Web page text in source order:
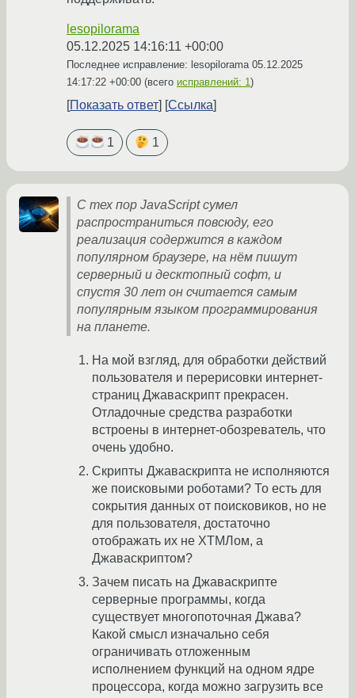
lesopilorama
05.12.2025 14:16:11 +00:00
Последнее исправление: lesopilorama 05.12.2025
14:17:22 +00:00 (всего исправлений: 1)
Показать ответ Ссылка
1 1
С тех пор JavaScript сумел
распространиться повсюду, его
реализация содержится в каждом
популярном браузере, на нём пишут
серверный и десктопный софт, и
спустя 30 лет он считается самым
популярным языком программирования
на планете.
На мой взгляд, для обработки действий
пользователя и перерисовки интернет-
страниц Джаваскрипт прекрасен.
Отладочные средства разработки
встроены в интернет-обозреватель, что
очень удобно.
Скрипты Джаваскрипта не исполняются
же поисковыми роботами? То есть для
сокрытия данных от поисковиков, но не
для пользователя, достаточно
отображать их не ХТМЛом, а
Джаваскриптом?
Зачем писать на Джаваскрипте
серверные программы, когда
существует многопоточная Джава?
Какой смысл изначально себя
ограничивать отложенным
исполнением функций на одном ядре
процессора, когда можно загрузить все